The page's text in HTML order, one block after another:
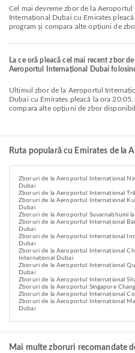
Cel mai devreme zbor de la Aeroportul Internațional Cairo la Aeroportul
Internațional Dubai cu Emirates
program și compara alte opțiuni de
La ce oră pleacă cel mai recent zbor
Aeroportul Internațional Dubai
Ultimul zbor de la Aeroportul Internațional Cairo la Aeroportul Internațional
Dubai cu Emirates pleacă la ora
compara alte opțiuni de zbor
Ruta populară cu Emirates de la
Zboruri de la Aeroportul Internațional
Dubai
Zboruri de la Aeroportul Internațional
Zboruri de la Aeroportul Internațional
Dubai
Zboruri de la Aeroportul Suvarnabhumi
Zboruri de la Aeroportul Internațional
Dubai
Zboruri de la Aeroportul Internațional
Dubai
Zboruri de la Aeroportul Internațional
Internațional Dubai
Zboruri de la Aeroportul Internațional
Dubai
Zboruri de la Aeroportul Internațional
Zboruri de la Aeroportul Singapore
Zboruri de la Aeroportul Internațional
Zboruri de la Aeroportul Internațional
Dubai
Mai multe zboruri recomandate